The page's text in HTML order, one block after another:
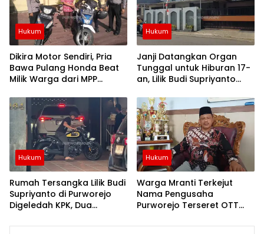
Hukum
Dikira Motor Sendiri, Pria
Bawa Pulang Honda Beat
Milik Warga dari MPP
Hukum
Janji Datangkan Organ
Tunggal untuk Hiburan 17-
an, Lilik Budi Supriyanto
Hukum
Rumah Tersangka Lilik Budi
Supriyanto di Purworejo
Digeledah KPK, Dua
Hukum
Warga Mranti Terkejut
Nama Pengusaha
Purworejo Terseret OTT
Proses Hukum